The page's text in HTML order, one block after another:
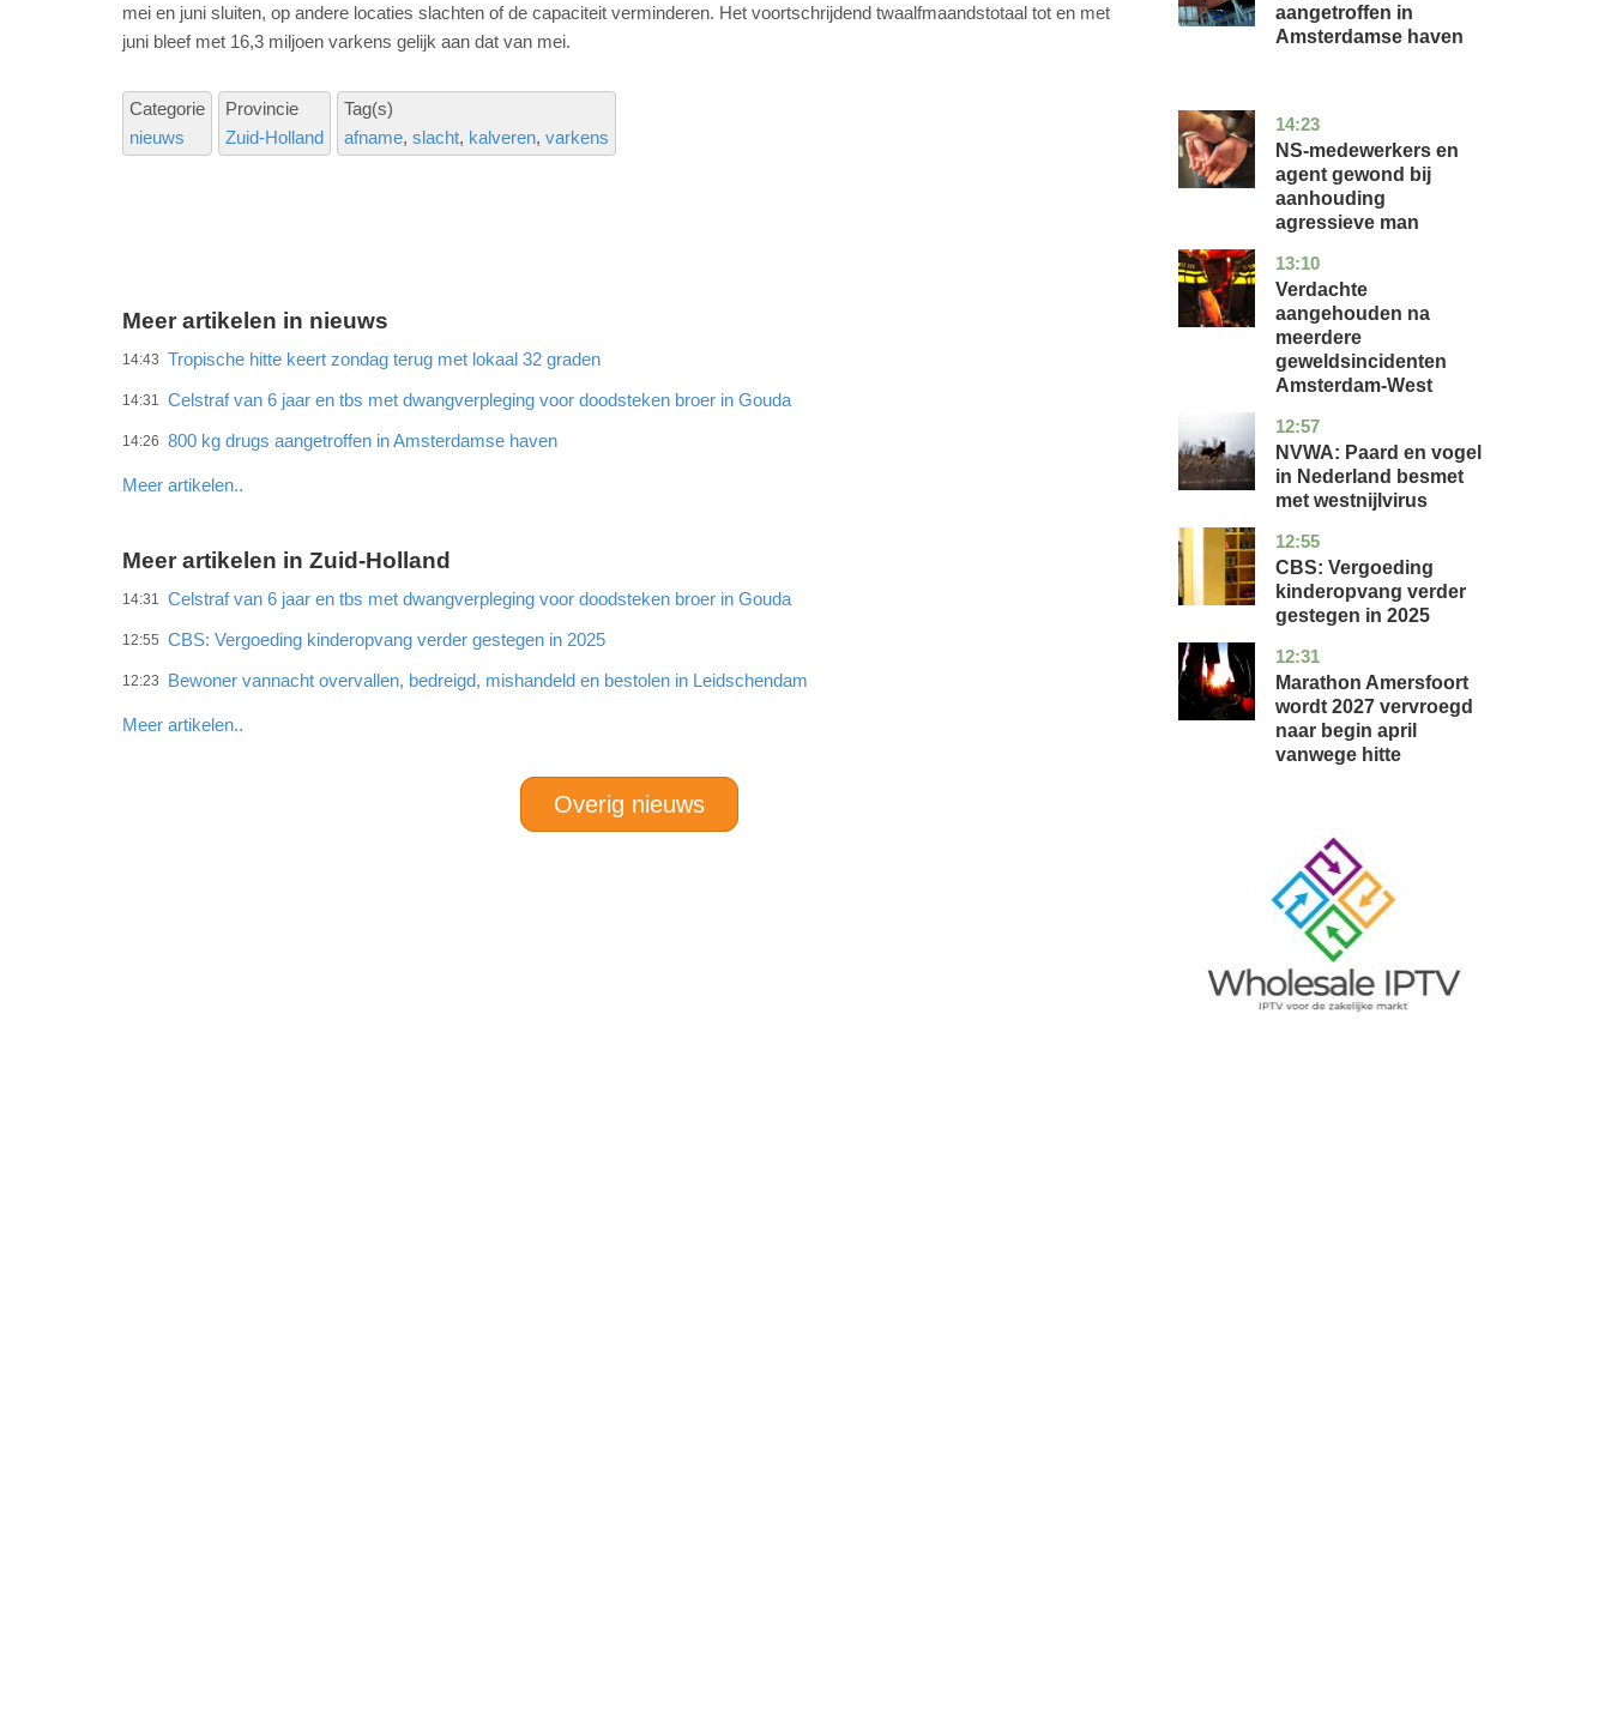
mei en juni sluiten, op andere locaties slachten of de capaciteit verminderen. Het voortschrijdend twaalfmaandstotaal tot en met
juni bleef met 16,3 miljoen varkens gelijk aan dat van mei.
Categorie
nieuws
Provincie
Zuid-Holland
Tag(s)
afname slacht kalveren varkens
Meer artikelen in nieuws
14:43 Tropische hitte keert zondag terug met lokaal 32 graden
14:31 Celstraf van 6 jaar en tbs met dwangverpleging voor doodsteken broer in Gouda
14:26 800 kg drugs aangetroffen in Amsterdamse haven
Meer artikelen..
Meer artikelen in Zuid-Holland
14:31 Celstraf van 6 jaar en tbs met dwangverpleging voor doodsteken broer in Gouda
12:55 CBS: Vergoeding kinderopvang verder gestegen in 2025
12:23 Bewoner vannacht overvallen, bedreigd, mishandeld en bestolen in Leidschendam
Meer artikelen..
Overig nieuws
aangetroffen in
Amsterdamse haven
14:23
flevoland
nieuws
NS-medewerkers en
agent gewond bij
aanhouding
agressieve man
13:10
noord-
holland
nieuws
Verdachte
aangehouden na
meerdere
geweldsincidenten
Amsterdam-West
12:57
utrecht
nieuws
NVWA: Paard en vogel
in Nederland besmet
met westnijlvirus
12:55
zuid-
holland
economie
CBS: Vergoeding
kinderopvang verder
gestegen in 2025
12:31
utrecht
nieuws
Marathon Amersfoort
wordt 2027 vervroegd
naar begin april
vanwege hitte